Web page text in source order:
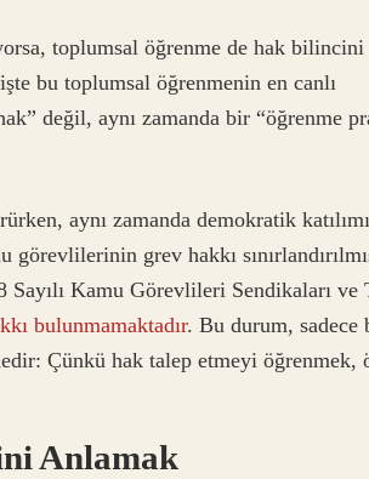
toplumsal öğrenme de hak bilincini
bu toplumsal öğrenmenin en canlı
değil, aynı zamanda bir “öğrenme
aynı zamanda demokratik
görevlilerinin grev hakkı
Sayılı Kamu Görevlileri Sendikaları ve
bulunmamaktadır. Bu durum, sadece
Çünkü hak talep etmeyi öğrenmek,
Anlamak